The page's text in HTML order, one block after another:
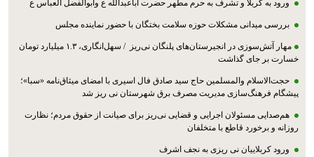
ورود به کربلا و تشرف به حرم مطهر حضرت اباعبدالله ع وابوالفضل العباس ع
بررسی میدانی مشکلات حوزه سلامت بختگان با حضور نماینده مجلس
مهار آتش‌سوزی در انجیرستان‌های پلنگان نی‌ریز / سهل‌انگاری، ۱.۳ میلیارد تومان
خسارت بر جای گذاشت
حجت‌الاسلام والمسلمین حاج سید صادق فال اسیری با امضای میثاق‌نامه «سبا»؛
پیشگام فرهنگ‌سازی مدیریت مصرف برق شهرستان نی ریز شد
هم‌صدایی مسئولان اجرایی و قضایی نی‌ریز برای صیانت از حقوق مردم؛ نظارت
روزانه و برخورد قاطع با متخلفان
ورود کربلاییان نی ریزی به نجف اشرف